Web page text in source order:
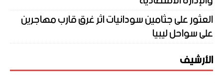
العثور على جثامين سودانيات اثر غرق قارب مهاجرين
على سواحل ليبيا
الأرشيف